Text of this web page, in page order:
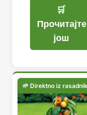
Прочитајте
још